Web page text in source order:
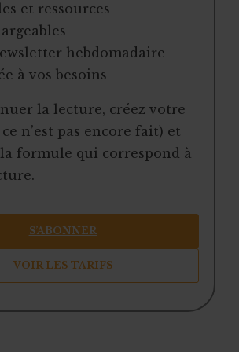
et ressources
hebdomadaire
à vos besoins
la lecture, créez votre
n’est pas encore fait) et
formule qui correspond à
S’ABONNER
VOIR LES TARIFS